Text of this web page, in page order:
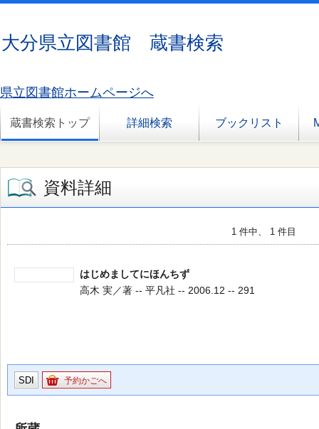
大分県立図書館 蔵書検索
県立図書館ホームページへ
蔵書検索トップ 詳細検索 ブックリスト
資料詳細
1 件中、 1 件目
はじめましてにほんちず
高木 実／著 -- 平凡社 -- 2006.12 -- 291
SDI 予約かごへ